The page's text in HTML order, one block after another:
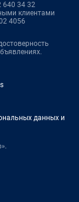
640 34 32
клиентами
4056
данных и